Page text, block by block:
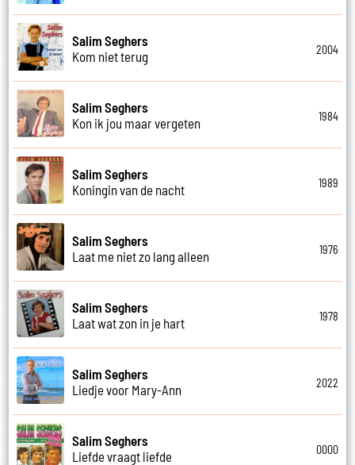
Salim Seghers
Kom niet terug
2004
Salim Seghers
Kon ik jou maar vergeten
1984
Salim Seghers
Koningin van de nacht
1989
Salim Seghers
Laat me niet zo lang alleen
1976
Salim Seghers
Laat wat zon in je hart
1978
Salim Seghers
Liedje voor Mary-Ann
2022
Salim Seghers
Liefde vraagt liefde
0000